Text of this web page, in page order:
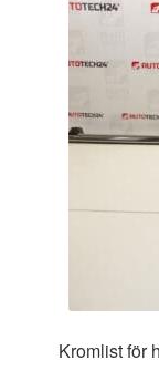
Kromlist för